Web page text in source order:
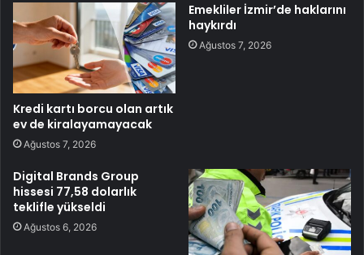
Kredi kartı borcu olan artık
ev de kiralayamayacak
Ağustos 7, 2026
Emekliler İzmir’de haklarını
haykırdı
Ağustos 7, 2026
Digital Brands Group
hissesi 77,58 dolarlık
teklifle yükseldi
Ağustos 6, 2026